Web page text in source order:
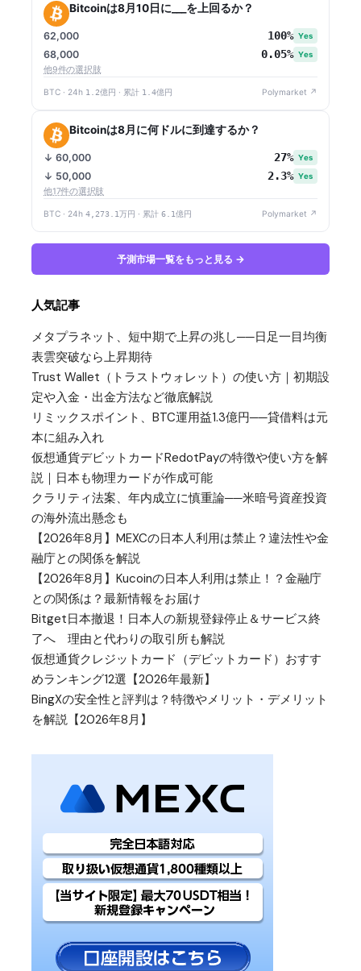
Bitcoinは8月10日に___を上回るか？
62,000 100% Yes
68,000 0.05% Yes
他9件の選択肢
BTC · 24h 1.2億円 · 累計 1.4億円 Polymarket ↗
Bitcoinは8月に何ドルに到達するか？
↓ 60,000 27% Yes
↓ 50,000 2.3% Yes
他17件の選択肢
BTC · 24h 4,273.1万円 · 累計 6.1億円 Polymarket ↗
予測市場一覧をもっと見る →
人気記事
メタプラネット、短中期で上昇の兆し──日足一目均衡
表雲突破なら上昇期待
Trust Wallet（トラストウォレット）の使い方｜初期設
定や入金・出金方法など徹底解説
リミックスポイント、BTC運用益1.3億円──貸借料は元
本に組み入れ
仮想通貨デビットカードRedotPayの特徴や使い方を解
説｜日本も物理カードが作成可能
クラリティ法案、年内成立に慎重論──米暗号資産投資
の海外流出懸念も
【2026年8月】MEXCの日本人利用は禁止？違法性や金
融庁との関係を解説
【2026年8月】Kucoinの日本人利用は禁止！？金融庁
との関係は？最新情報をお届け
Bitget日本撤退！日本人の新規登録停止＆サービス終
了へ 理由と代わりの取引所も解説
仮想通貨クレジットカード（デビットカード）おすす
めランキング12選【2026年最新】
BingXの安全性と評判は？特徴やメリット・デメリット
を解説【2026年8月】